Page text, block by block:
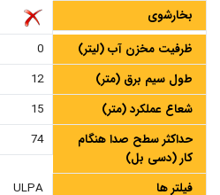
بخارشوی
ظرفیت مخزن آب (لیتر)
0
طول سیم برق (متر)
12
شعاع عملکرد (متر)
15
حداکثر سطح صدا هنگام
کار (دسی بل)
74
فیلتر ها ULPA